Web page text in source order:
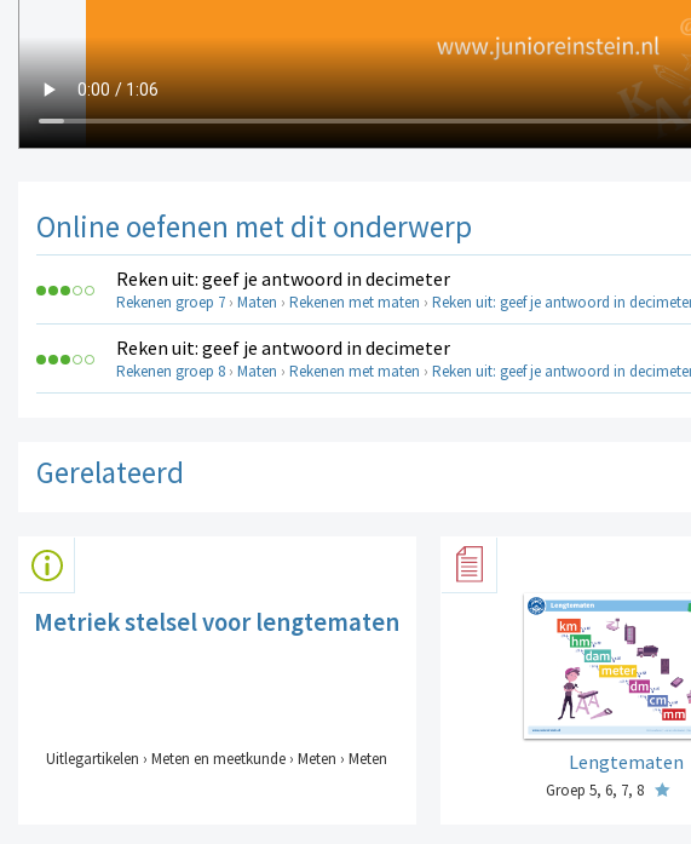
Online oefenen met dit onderwerp
Reken uit: geef je antwoord in decimeter
Rekenen groep 7 › Maten › Rekenen met maten › Reken uit: geef je antwoord in
Reken uit: geef je antwoord in decimeter
Rekenen groep 8 › Maten › Rekenen met maten › Reken uit: geef je antwoord in
Gerelateerd
Metriek stelsel voor lengtematen
Uitlegartikelen › Meten en meetkunde › Meten › Meten Lengtematen
Groep 5, 6, 7, 8